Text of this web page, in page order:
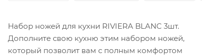
Набор ножей для кухни RIVIERA BLANC 3шт.
Дополните свою кухню этим набором ножей,
который позволит вам с полным комфортом